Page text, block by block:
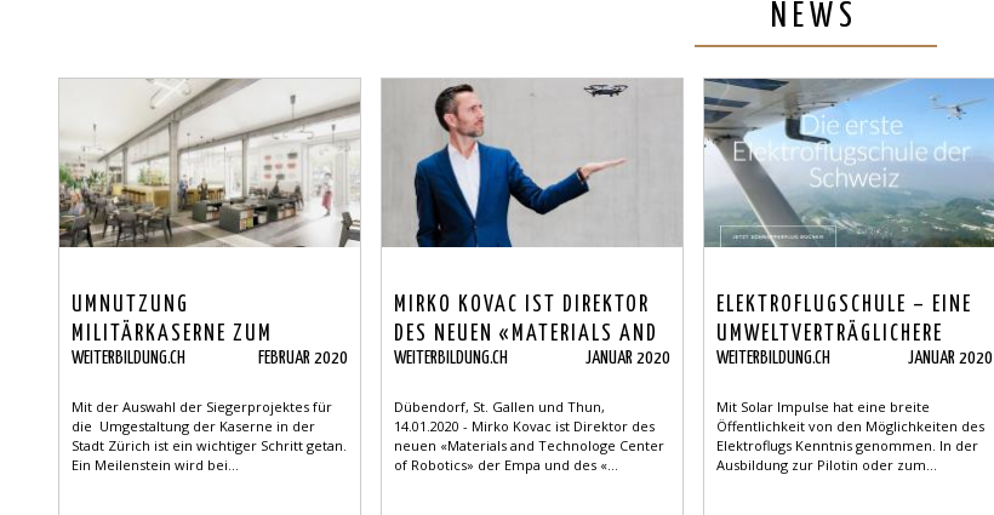
NEWS
UMNUTZUNG
MILITÄRKASERNE ZUM
BILDUNGSZENTRUM FÜR
WEITERBILDUNG.CH FEBRUAR 2020
Mit der Auswahl der Siegerprojektes für
die Umgestaltung der Kaserne in der
Stadt Zürich ist ein wichtiger Schritt getan.
Ein Meilenstein wird bei...
MIRKO KOVAC IST DIREKTOR
DES NEUEN «MATERIALS AND
TECHNOLOGE CENTER OF
DES «IMPERIAL COLLEGE
LONDON»
WEITERBILDUNG.CH JANUAR 2020
Dübendorf, St. Gallen und Thun,
14.01.2020 - Mirko Kovac ist Direktor des
neuen «Materials and Technologe Center
of Robotics» der Empa und des «...
ELEKTROFLUGSCHULE – EINE
UMWELTVERTRÄGLICHERE
WEITERBILDUNG ZUM PILOTEN
WEITERBILDUNG.CH JANUAR 2020
Mit Solar Impulse hat eine breite
Öffentlichkeit von den Möglichkeiten des
Elektroflugs Kenntnis genommen. In der
Ausbildung zur Pilotin oder zum...
Seiten